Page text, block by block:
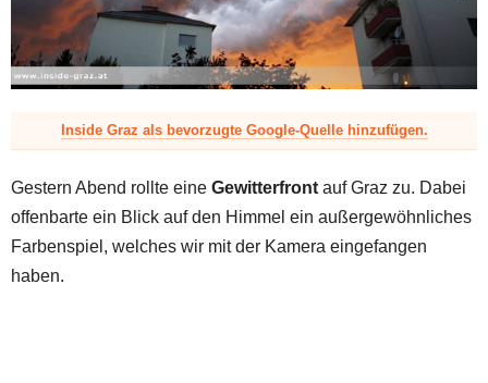
Inside Graz als bevorzugte Google-Quelle hinzufügen.
Gestern Abend rollte eine Gewitterfrontauf Graz zu. Dabei
offenbarte ein Blick auf den Himmel ein außergewöhnliches
Farbenspiel, welches wir mit der Kamera eingefangen
haben.